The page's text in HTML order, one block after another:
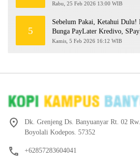
Rabu, 25 Feb 2026 13:00 WIB
5
Sebelum Pakai, Ketahui Dulu!
Bunga PayLater Kredivo,
2026
Kamis, 5 Feb 2026 16:12 WIB
Dk. Grenjeng Ds. Banyuanyar Rt. 02
Boyolali Kodepos. 57352
+62857283604041